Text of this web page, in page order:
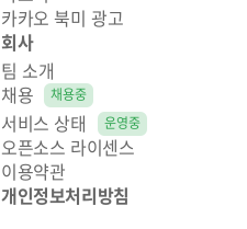
카카오 북미 광고
회사
팀 소개
채용
채용중
서비스 상태 운영중
오픈소스 라이센스
이용약관
개인정보처리방침